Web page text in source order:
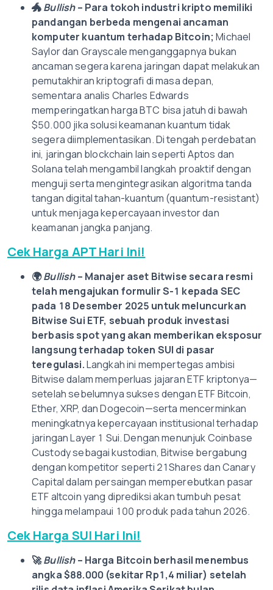
🐲Bullish– Para tokoh industri kripto memiliki
pandangan berbeda mengenai ancaman
komputer kuantum terhadap Bitcoin;Michael
Saylor dan Grayscale menganggapnya bukan
ancaman segera karena jaringan dapat melakukan
pemutakhiran kriptografi di masa depan,
sementara analis Charles Edwards
memperingatkan harga BTC bisa jatuh di bawah
$50.000 jika solusi keamanan kuantum tidak
segera diimplementasikan. Di tengah perdebatan
ini, jaringan blockchain lain seperti Aptos dan
Solana telah mengambil langkah proaktif dengan
menguji serta mengintegrasikan algoritma tanda
tangan digital tahan-kuantum (quantum-resistant)
untuk menjaga kepercayaan investor dan
keamanan jangka panjang.
Cek Harga APT Hari Ini!
🌍Bullish– Manajer aset Bitwise secara resmi
telah mengajukan formulir S-1 kepada SEC
pada 18 Desember 2025 untuk meluncurkan
Bitwise Sui ETF, sebuah produk investasi
berbasis spot yang akan memberikan eksposur
langsung terhadap token SUI di pasar
teregulasi.Langkah ini mempertegas ambisi
Bitwise dalam memperluas jajaran ETF kriptonya—
setelah sebelumnya sukses dengan ETF Bitcoin,
Ether, XRP, dan Dogecoin—serta mencerminkan
meningkatnya kepercayaan institusional terhadap
jaringan Layer 1 Sui. Dengan menunjuk Coinbase
Custody sebagai kustodian, Bitwise bergabung
dengan kompetitor seperti 21Shares dan Canary
Capital dalam persaingan memperebutkan pasar
ETF altcoin yang diprediksi akan tumbuh pesat
hingga melampaui 100 produk pada tahun 2026.
Cek Harga SUI Hari Ini!
🚀Bullish– Harga Bitcoin berhasil menembus
angka $88.000 (sekitar Rp1,4 miliar) setelah